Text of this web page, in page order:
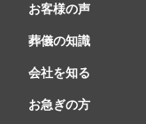
お客様の声
葬儀の知識
会社を知る
お急ぎの方